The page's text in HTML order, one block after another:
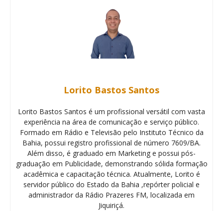
Lorito Bastos Santos
Lorito Bastos Santos é um profissional versátil com vasta
experiência na área de comunicação e serviço público.
Formado em Rádio e Televisão pelo Instituto Técnico da
Bahia, possui registro profissional de número 7609/BA.
Além disso, é graduado em Marketing e possui pós-
graduação em Publicidade, demonstrando sólida formação
acadêmica e capacitação técnica. Atualmente, Lorito é
servidor público do Estado da Bahia ,repórter policial e
administrador da Rádio Prazeres FM, localizada em
Jiquiriçá.